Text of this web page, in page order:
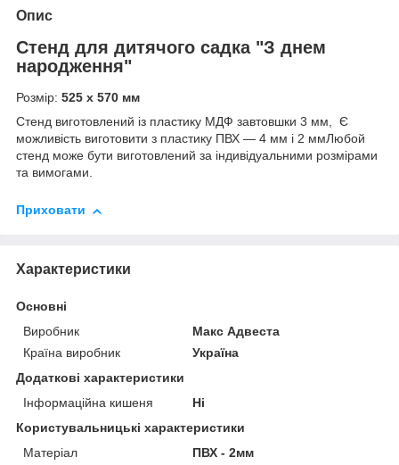
Опис
Стенд для дитячого садка "З днем
народження"
Розмір: 525 х 570 мм
Стенд виготовлений із пластику МДФ завтовшки 3 мм, Є
можливість виготовити з пластику ПВХ — 4 мм і 2 ммЛюбой
стенд може бути виготовлений за індивідуальними розмірами
та вимогами.
Приховати
Характеристики
Основні
Виробник
Макс Адвеста
Країна виробник
Україна
Додаткові характеристики
Інформаційна кишеня
Ні
Користувальницькі характеристики
Матеріал
ПВХ - 2мм